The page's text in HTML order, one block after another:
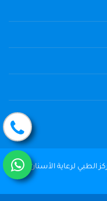
جميع الحقوق محفوظة © 2004 - 2026 المركز الطبي لرعاية الأسنان The